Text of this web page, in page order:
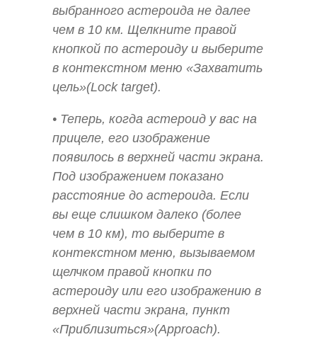
выбранного астероида не далее
чем в 10 км. Щелкните правой
кнопкой по астероиду и выберите
в контекстном меню «Захватить
цель»(Lock target).
• Теперь, когда астероид у вас на
прицеле, его изображение
появилось в верхней части экрана.
Под изображением показано
расстояние до астероида. Если
вы еще слишком далеко (более
чем в 10 км), то выберите в
контекстном меню, вызываемом
щелчком правой кнопки по
астероиду или его изображению в
верхней части экрана, пункт
«Приблизиться»(Approach).